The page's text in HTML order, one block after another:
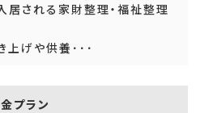
居される家財整理・福祉整理
上げや供養･･･
プラン